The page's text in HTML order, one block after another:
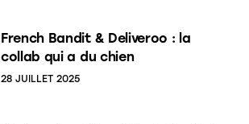
French Bandit & Deliveroo : la
collab qui a du chien
28 JUILLET 2025